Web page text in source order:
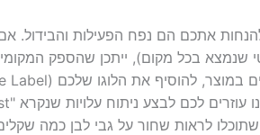
אתכם הם נפח הפעילות והבידול.
שנמצא בכל מקום), ייתכן שהספק
שתוכלו לראות שחור על גבי לבן כמה